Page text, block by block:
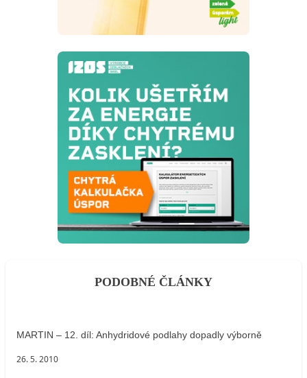
PODOBNÉ ČLÁNKY
MARTIN – 12. díl: Anhydridové podlahy dopadly výborně
26. 5. 2010